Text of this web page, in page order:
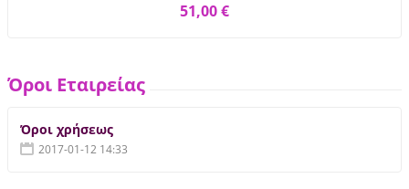
51,00 €
Όροι Εταιρείας
Όροι χρήσεως
2017-01-12 14:33